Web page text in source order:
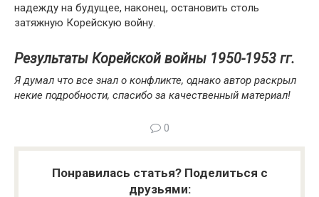
надежду на будущее, наконец, остановить столь
затяжную Корейскую войну.
Результаты Корейской войны 1950-1953 гг.
Я думал что все знал о конфликте, однако автор раскрыл
некие подробности, спасибо за качественный материал!
0
Понравилась статья? Поделиться с
друзьями: